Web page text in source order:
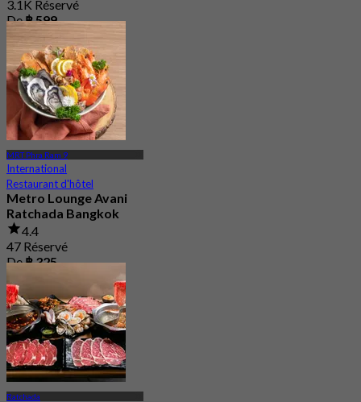
3.1K Réservé
De฿ 599
MRT Phra Ram 9
International
Restaurant d'hôtel
Metro Lounge Avani
Ratchada Bangkok
4.4
47 Réservé
De฿ 325
Ratchada